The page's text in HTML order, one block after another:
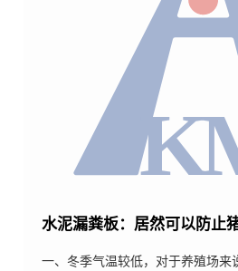
水泥漏粪板：居然可以防止
一、冬季气温较低，对于养殖场来